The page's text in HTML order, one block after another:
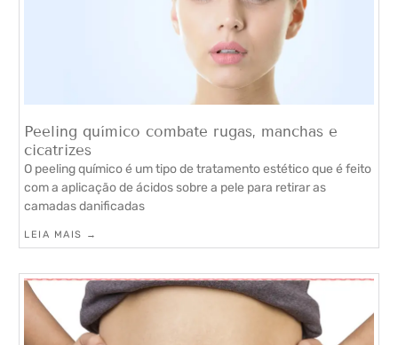
Peeling químico combate rugas, manchas e
cicatrizes
O peeling químico é um tipo de tratamento estético que é feito
com a aplicação de ácidos sobre a pele para retirar as
camadas danificadas
LEIA MAIS →